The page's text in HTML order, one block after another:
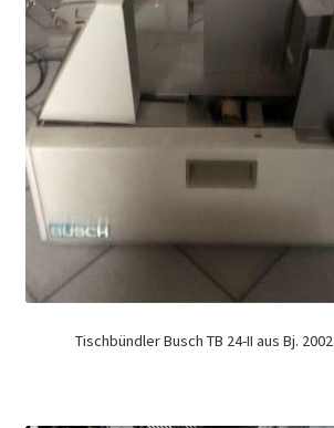
Tischbündler Busch TB 24-II aus Bj. 2002